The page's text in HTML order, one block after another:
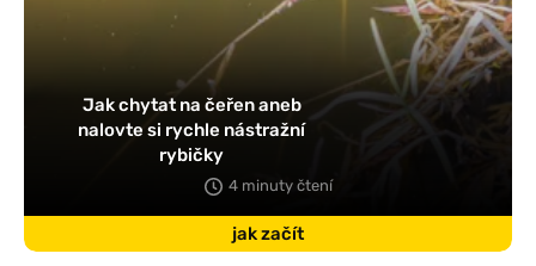
jak začít
Jak chytat na čeřen aneb
nalovte si rychle nástražní
rybičky
4 minuty čtení